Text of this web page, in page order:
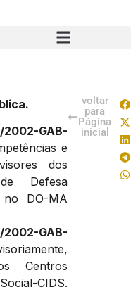
GAB-
e
dos
Defesa
no DO-MA
GAB-
Centros
CIDS.
voltar
para
Página
inicial